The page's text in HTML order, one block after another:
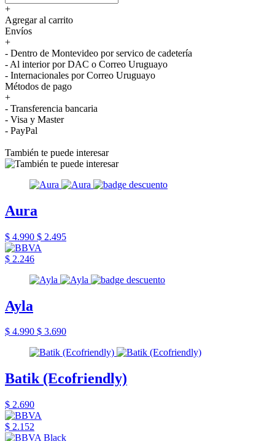
+
Agregar al carrito
Envíos
+
- Dentro de Montevideo por servico de cadetería
- Al interior por DAC o Correo Uruguayo
- Internacionales por Correo Uruguayo
Métodos de pago
+
- Transferencia bancaria
- Visa y Master
- PayPal
También te puede interesar
Aura
$ 4.990 $ 2.495
$ 2.246
Ayla
$ 4.990 $ 3.690
Batik (Ecofriendly)
$ 2.690
$ 2.152